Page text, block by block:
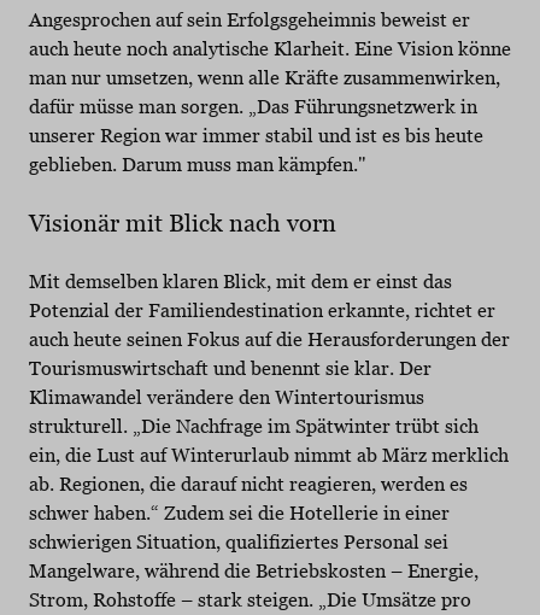
Angesprochen auf sein Erfolgsgeheimnis beweist er
auch heute noch analytische Klarheit. Eine Vision könne
man nur umsetzen, wenn alle Kräfte zusammenwirken,
dafür müsse man sorgen. „Das Führungsnetzwerk in
unserer Region war immer stabil und ist es bis heute
geblieben. Darum muss man kämpfen."
Visionär mit Blick nach vorn
Mit demselben klaren Blick, mit dem er einst das
Potenzial der Familiendestination erkannte, richtet er
auch heute seinen Fokus auf die Herausforderungen der
Tourismuswirtschaft und benennt sie klar. Der
Klimawandel verändere den Wintertourismus
strukturell. „Die Nachfrage im Spätwinter trübt sich
ein, die Lust auf Winterurlaub nimmt ab März merklich
ab. Regionen, die darauf nicht reagieren, werden es
schwer haben.“ Zudem sei die Hotellerie in einer
schwierigen Situation, qualifiziertes Personal sei
Mangelware, während die Betriebskosten – Energie,
Strom, Rohstoffe – stark steigen. „Die Umsätze pro